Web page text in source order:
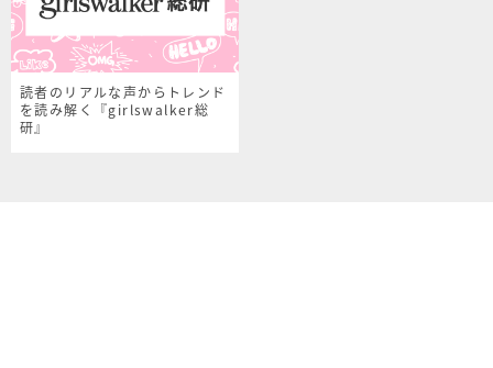
読者のリアルな声からトレンド
を読み解く『girlswalker総
研』